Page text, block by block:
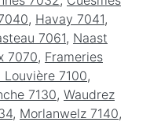
, Havay 7041,
7061, Naast
7070, Frameries
Louvière 7100,
7130, Waudrez
, Morlanwelz 7140,